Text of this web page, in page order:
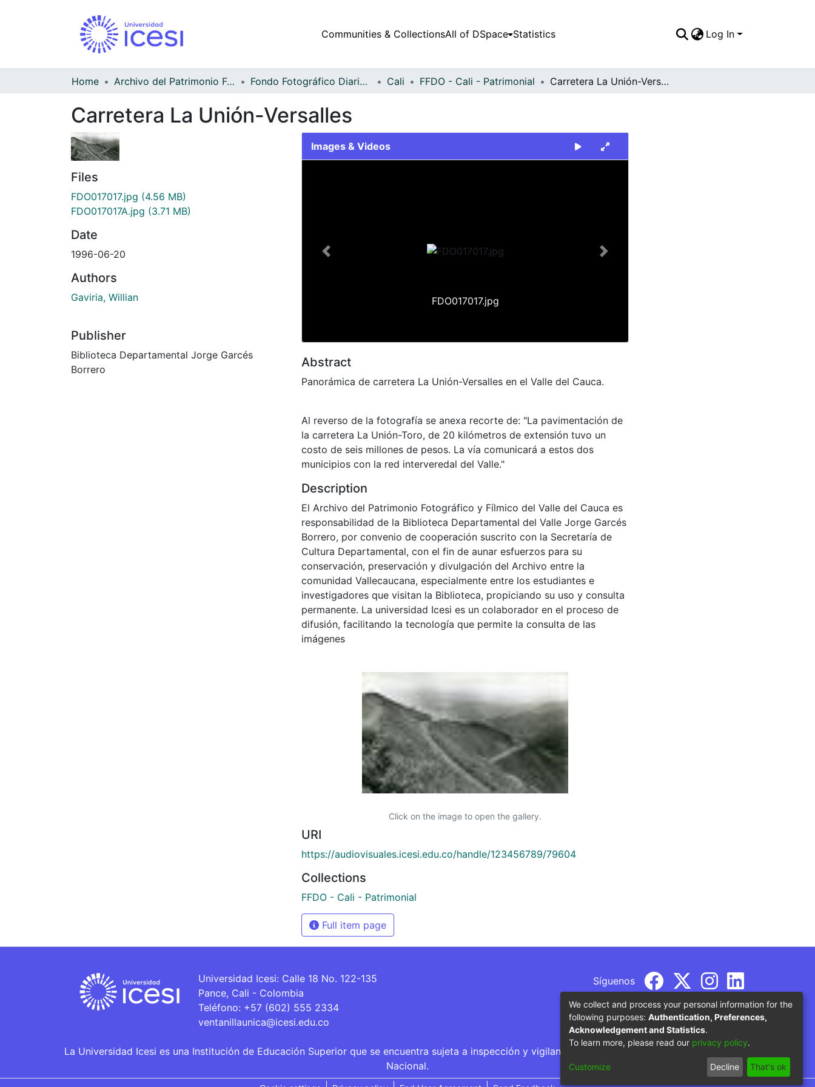
Communities & CollectionsAll of DSpace Statistics Log In
Home Archivo del Patrimonio Fotográfico y Fílmico del Valle del Cauca Fondo Fotográfico Diario Occidente Cali FFDO - Cali - Patrimonial Carretera La Unión-Versalles
Carretera La Unión-Versalles
Files
FDO017017.jpg (4.56 MB)
FDO017017A.jpg (3.71 MB)
Date
1996-06-20
Authors
Gaviria, Willian
Publisher
Biblioteca Departamental Jorge Garcés
Borrero
Images & Videos
FDO017017.jpg
Previous Next
Abstract
Panorámica de carretera La Unión-Versalles en el Valle del Cauca.
Al reverso de la fotografía se anexa recorte de: "La pavimentación de
la carretera La Unión-Toro, de 20 kilómetros de extensión tuvo un
costo de seis millones de pesos. La vía comunicará a estos dos
municipios con la red interveredal del Valle."
Description
El Archivo del Patrimonio Fotográfico y Fílmico del Valle del Cauca es
responsabilidad de la Biblioteca Departamental del Valle Jorge Garcés
Borrero, por convenio de cooperación suscrito con la Secretaría de
Cultura Departamental, con el fin de aunar esfuerzos para su
conservación, preservación y divulgación del Archivo entre la
comunidad Vallecaucana, especialmente entre los estudiantes e
investigadores que visitan la Biblioteca, propiciando su uso y consulta
permanente. La universidad Icesi es un colaborador en el proceso de
difusión, facilitando la tecnología que permite la consulta de las
imágenes
Click on the image to open the gallery.
URI
https://audiovisuales.icesi.edu.co/handle/123456789/79604
Collections
FFDO - Cali - Patrimonial
Full item page
Universidad Icesi: Calle 18 No. 122-135
Pance, Cali - Colombia
Teléfono: +57 (602) 555 2334
ventanillaunica@icesi.edu.co
Síguenos
La Universidad Icesi es una Institución de Educación Superior que se encuentra sujeta a inspección y vigilancia por parte del Ministerio de Educación
Nacional.
We collect and process your personal information for the
following purposes: Authentication, Preferences,
Acknowledgement and Statistics.
To learn more, please read our privacy policy.
Customize Decline That's ok